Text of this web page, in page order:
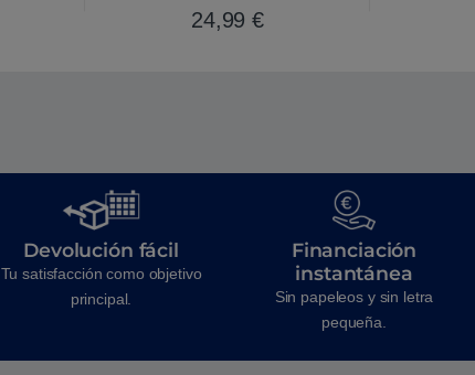
24,99€
Devolución fácil
Tu satisfacción como objetivo
principal.
Financiación
instantánea
Sin papeleos y sin letra
pequeña.